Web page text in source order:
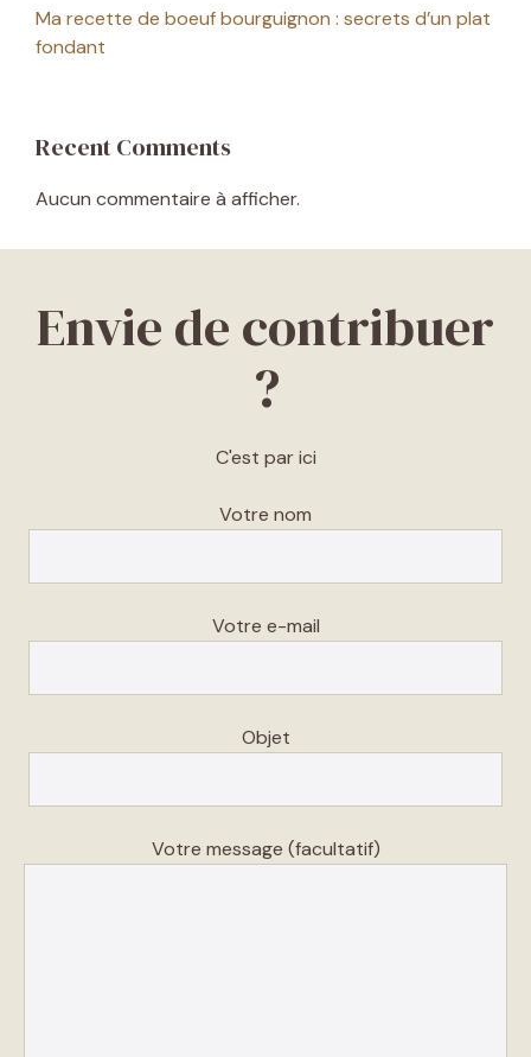
Ma recette de boeuf bourguignon : secrets d’un plat
fondant
Recent Comments
Aucun commentaire à afficher.
Envie de contribuer
?
C'est par ici
Votre nom
Votre e-mail
Objet
Votre message (facultatif)